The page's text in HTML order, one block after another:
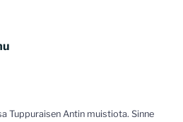
Tuppuraisen Antin muistiota. Sinne